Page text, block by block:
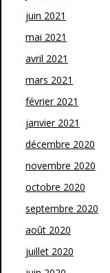
juin 2021
mai 2021
avril 2021
mars 2021
février 2021
janvier 2021
décembre 2020
novembre 2020
octobre 2020
septembre 2020
août 2020
juillet 2020